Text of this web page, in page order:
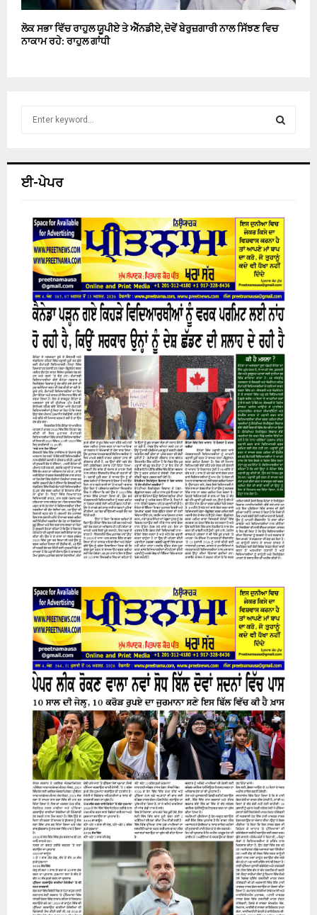
ਲੋਕ ਸਭਾ ਵਿੱਚ ਰਾਹੁਲ ਯੂਪੀਏ ਤੇ ਐੱਨਡੀਏ, ਦੋਵੇਂ ਬੇਰੁਜ਼ਗਾਰੀ ਨਾਲ ਸਿੱਝਣ ਵਿਚ
ਨਾਕਾਮ ਰਹੇ: ਰਾਹੁਲ ਗਾਂਧੀ
h
C
H
ਈ-ਪੇਪਰ
07 August 2026
31 July 2026